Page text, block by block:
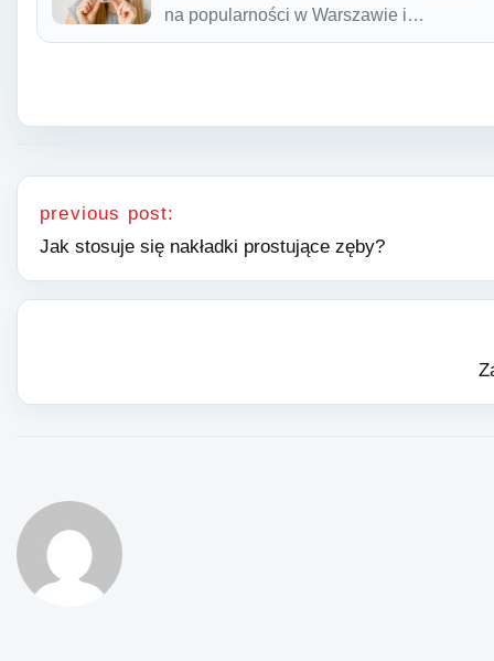
na popularności w Warszawie i…
Nawigacja wpisu
previous post:
Jak stosuje się nakładki prostujące zęby?